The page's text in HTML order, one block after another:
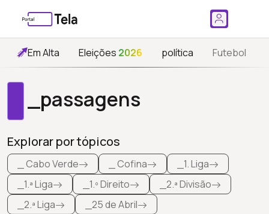
Em Alta Eleições 2026 política Futebol
_passagens
Explorar por tópicos
_ Cabo Verde _ Cofina
_1. Liga
_1.ª Liga
_1.º Direito
_2.ª Divisão
_2.ª Liga
_25 de Abril